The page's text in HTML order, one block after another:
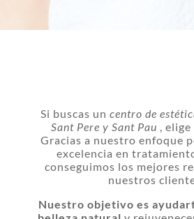
Si buscas un centro de
Sant Pere y Sant Pau , elige
Gracias a nuestro enfoque
excelencia en
conseguimos los mejores
nuestros
Nuestro objetivo es